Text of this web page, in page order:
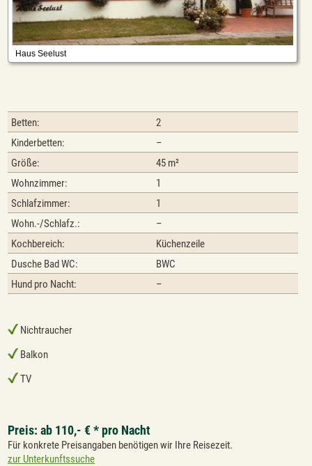
Betten:
2
Kinderbetten:
–
Größe:
45 m²
Wohnzimmer:
1
Schlafzimmer:
1
Wohn.-/Schlafz.:
–
Kochbereich:
Küchenzeile
Dusche Bad WC:
BWC
Hund pro Nacht:
–
Nichtraucher
Balkon
TV
Preis: ab 110,- € * pro Nacht
Für konkrete Preisangaben benötigen wir Ihre Reisezeit.
zur Unterkunftssuche